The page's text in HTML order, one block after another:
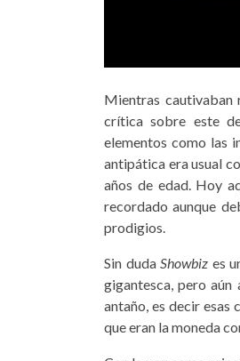
Mientras cautivaban
crítica sobre este
elementos como las
antipática era usual
años de edad. Hoy
recordado aunque
prodigios.
Sin dudaShowbiz es
gigantesca, pero
antaño, es decir esas
que eran la moneda